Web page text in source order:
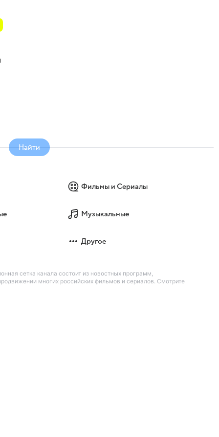
Найти
Фильмы и Сериалы
Музыкальные
Другое
сетка канала состоит из новостных программ,
многих российских фильмов и сериалов. Смотрите